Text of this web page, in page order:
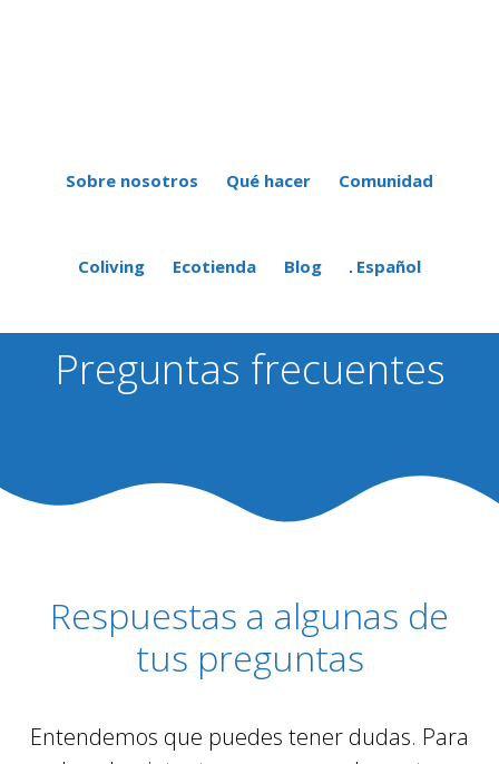
Sobre nosotros Qué hacer Comunidad
Coliving Ecotienda Blog Español
Preguntas frecuentes
Respuestas a algunas de
tus preguntas
Entendemos que puedes tener dudas. Para